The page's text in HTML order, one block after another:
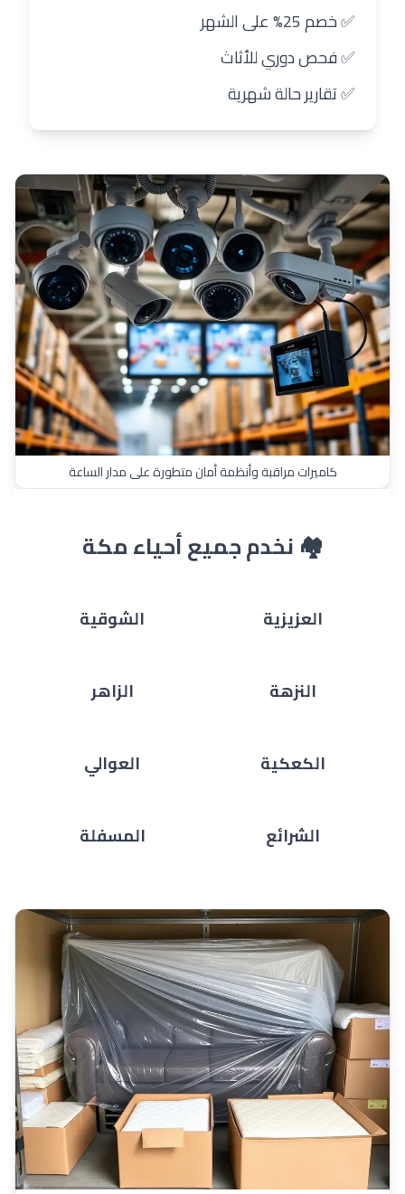
✅ خصم 25% على الشهر
✅ فحص دوري للأثاث
✅ تقارير حالة شهرية
كاميرات مراقبة وأنظمة أمان متطورة على مدار الساعة
🏘️ نخدم جميع أحياء مكة
العزيزية الشوقية
النزهة الزاهر
الكعكية العوالي
الشرائع المسفلة